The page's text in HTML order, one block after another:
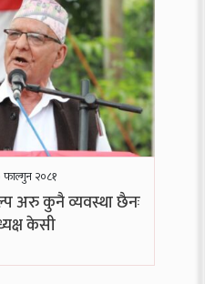
फाल्गुन २०८१
अरु कुनै व्यवस्था छैनः
केसी